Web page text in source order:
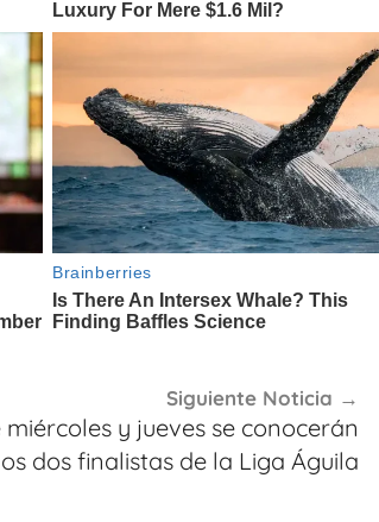
Siguiente Noticia
miércoles y jueves se conocerán
dos finalistas de la Liga Águila